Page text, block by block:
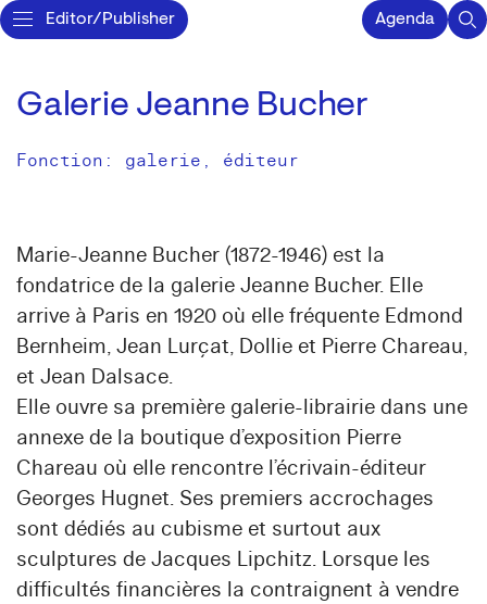
Editor/Publisher Agenda
Galerie Jeanne Bucher
Fonction: galerie, éditeur
Marie-Jeanne Bucher (1872-1946) est la
fondatrice de la galerie Jeanne Bucher. Elle
arrive à Paris en 1920 où elle fréquente Edmond
Bernheim, Jean Lurçat, Dollie et Pierre Chareau,
et Jean Dalsace.
Elle ouvre sa première galerie-librairie dans une
annexe de la boutique d’exposition Pierre
Chareau où elle rencontre l’écrivain-éditeur
Georges Hugnet. Ses premiers accrochages
sont dédiés au cubisme et surtout aux
sculptures de Jacques Lipchitz. Lorsque les
difficultés financières la contraignent à vendre